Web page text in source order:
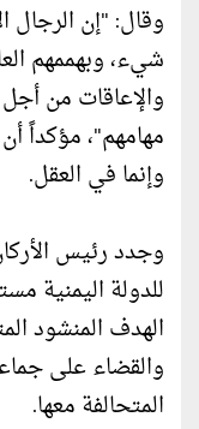
وقال: "إن الرجال
شيء، وبهممهم
والإعاقات من
مهامهم"، مؤكداً
وإنما في العقل.
وجدد رئيس
للدولة اليمنية
الهدف المنشود
والقضاء على
المتحالفة معها.